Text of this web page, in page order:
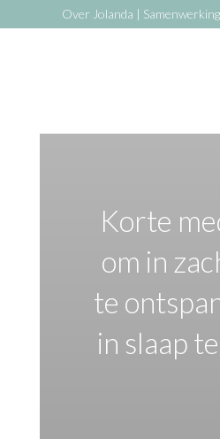
Over Jolanda |
Korte
om in
te
in slaap